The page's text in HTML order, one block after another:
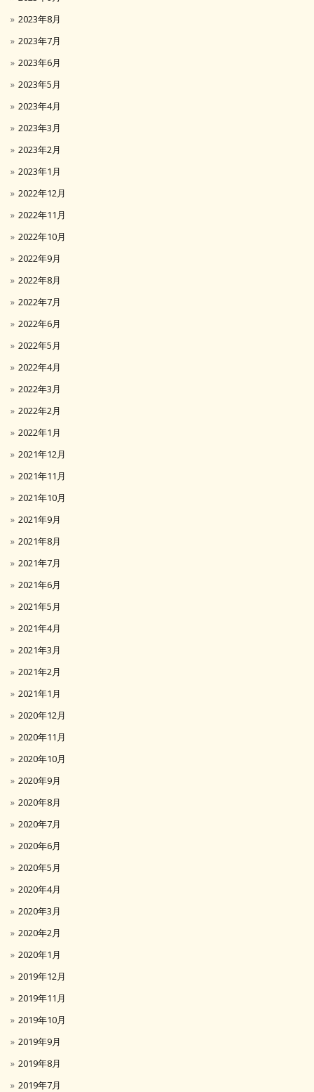
2023年8月
2023年7月
2023年6月
2023年5月
2023年4月
2023年3月
2023年2月
2023年1月
2022年12月
2022年11月
2022年10月
2022年9月
2022年8月
2022年7月
2022年6月
2022年5月
2022年4月
2022年3月
2022年2月
2022年1月
2021年12月
2021年11月
2021年10月
2021年9月
2021年8月
2021年7月
2021年6月
2021年5月
2021年4月
2021年3月
2021年2月
2021年1月
2020年12月
2020年11月
2020年10月
2020年9月
2020年8月
2020年7月
2020年6月
2020年5月
2020年4月
2020年3月
2020年2月
2020年1月
2019年12月
2019年11月
2019年10月
2019年9月
2019年8月
2019年7月